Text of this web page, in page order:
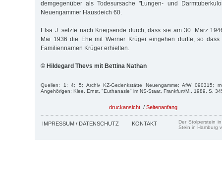
demgegenüber als Todesursache "Lungen- und
Neuengammer Hausdeich 60.
Elsa J. setzte nach Kriegsende durch, dass sie am 30. März
Mai 1936 die Ehe mit Werner Krüger eingehen durfte, so
Familiennamen Krüger erhielten.
© Hildegard Thevs mit Bettina Nathan
Quellen: 1; 4; 5; Archiv KZ-Gedenkstätte Neuengamme; AfW 090315;
Angehörigen; Klee, Ernst, "Euthanasie" im NS-Staat, Frankfurt/M., 1989, S.
druckansicht / Seitenanfang
IMPRESSUM / DATENSCHUTZ KONTAKT
Der Stolperstein
Stein in Hamburg